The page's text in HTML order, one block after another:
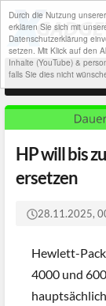
Durch die Nutzung
erklären Sie sich mit
Datenschutzerklärung
setzen. Mit Klick auf den
Inhalte (YouTube) &
falls Sie dies nicht
HP will bis
ersetzen
28.11.2025,
Hewlett-
4000 und